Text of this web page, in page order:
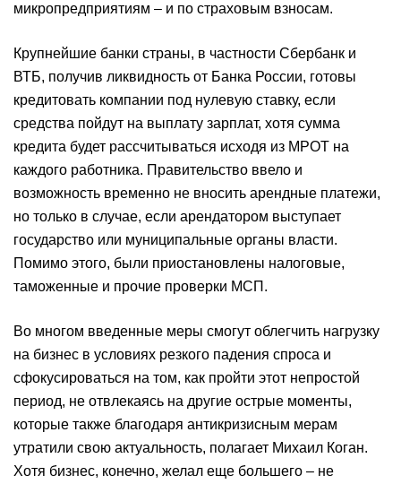
микропредприятиям – и по страховым взносам.
Крупнейшие банки страны, в частности Сбербанк и
ВТБ, получив ликвидность от Банка России, готовы
кредитовать компании под нулевую ставку, если
средства пойдут на выплату зарплат, хотя сумма
кредита будет рассчитываться исходя из МРОТ на
каждого работника. Правительство ввело и
возможность временно не вносить арендные платежи,
но только в случае, если арендатором выступает
государство или муниципальные органы власти.
Помимо этого, были приостановлены налоговые,
таможенные и прочие проверки МСП.
Во многом введенные меры смогут облегчить нагрузку
на бизнес в условиях резкого падения спроса и
сфокусироваться на том, как пройти этот непростой
период, не отвлекаясь на другие острые моменты,
которые также благодаря антикризисным мерам
утратили свою актуальность, полагает Михаил Коган.
Хотя бизнес, конечно, желал еще большего – не